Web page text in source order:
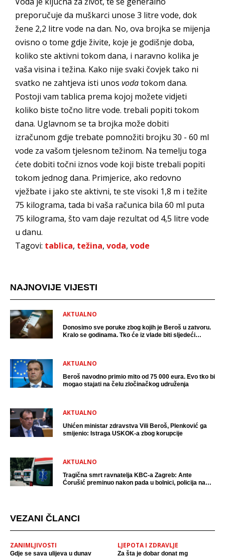
preporučuje da muškarci unose 3 litre vode, dok
žene 2,2 litre vode na dan. No, ova brojka se mijenja
ovisno o tome gdje živite, koje je godišnje doba,
koliko ste aktivni tokom dana, i naravno kolika je
vaša visina i težina. Kako nije svaki čovjek tako ni
svatko ne zahtjeva isti unos vodatokom dana.
Postoji vam tablica prema kojoj možete vidjeti
koliko biste točno litre vode. trebali popiti tokom
dana. Uglavnom se ta brojka može dobiti
izračunom gdje trebate pomnožiti brojku 30 - 60 ml
vode za vašom tjelesnom težinom. Na temelju toga
ćete dobiti točni iznos vode koji biste trebali popiti
tokom jednog dana. Primjerice, ako redovno
vježbate i jako ste aktivni, te ste visoki 1,8 m i težite
75 kilograma, tada bi vaša računica bila 60 ml puta
75 kilograma, što vam daje rezultat od 4,5 litre vode
u danu.
Tagovi: tablica, težina, voda, vode
NAJNOVIJE VIJESTI
AKTUALNO
Donosimo sve poruke zbog kojih je Beroš u zatvoru.
Kralo se godinama. Tko će iz vlade biti sljedeći
AKTUALNO
Beroš navodno primio mito od 75 000 eura. Evo tko bi
mogao stajati na čelu zločinačkog udruženja
AKTUALNO
Uhićen ministar zdravstva Vili Beroš, Plenković ga
smijenio: Istraga USKOK-a zbog korupcije
AKTUALNO
Tragična smrt ravnatelja KBC-a Zagreb: Ante
Ćorušić preminuo nakon pada u bolnici, policija na
VEZANI ČLANCI
ZANIMLJIVOSTI
Gdje se sava ulijeva u dunav
LJEPOTA I ZDRAVLJE
Za šta je dobar donat mg